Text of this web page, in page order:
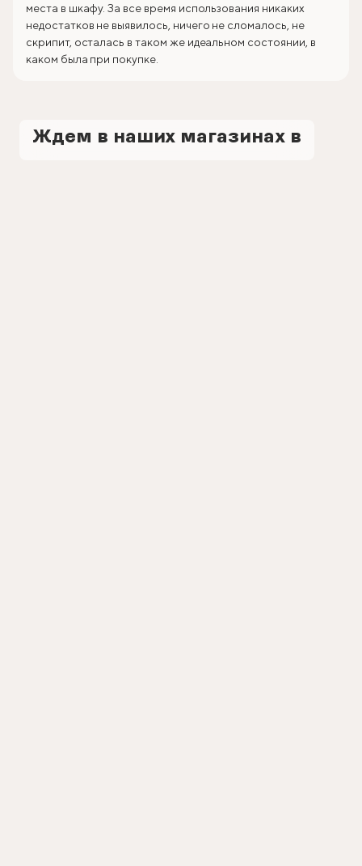
места в шкафу. За все время использования никаких
недостатков не выявилось, ничего не сломалось, не
скрипит, осталась в таком же идеальном состоянии, в
каком была при покупке.
Ждем в наших магазинах в